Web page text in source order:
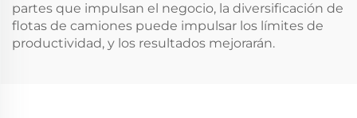
partes que impulsan el negocio, la diversificación de
flotas de camiones puede impulsar los límites de
productividad, y los resultados mejorarán.